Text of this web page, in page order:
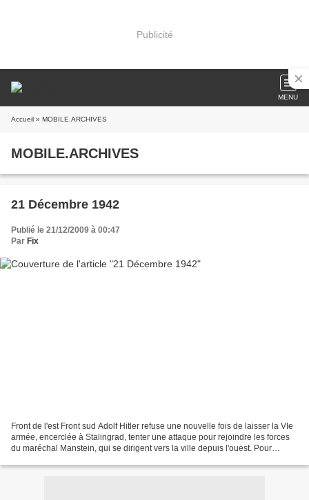
Publicité
MENU
Accueil » MOBILE.ARCHIVES
MOBILE.ARCHIVES
21 Décembre 1942
Publié le 21/12/2009 à 00:47
Par Fix
Front de l'est Front sud Adolf Hitler refuse une nouvelle fois de laisser la VIe
armée, encerclée à Stalingrad, tenter une attaque pour rejoindre les forces
du maréchal Manstein, qui se dirigent vers la ville depuis l'ouest. Pour